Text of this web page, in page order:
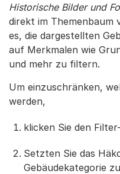
Historische Bilder und
direkt im Themenbaum
es, die dargestellten
auf Merkmalen wie
und mehr zu filtern.
Um einzuschränken,
werden,
klicken Sie den
Setzten Sie das
Gebäudekategorie